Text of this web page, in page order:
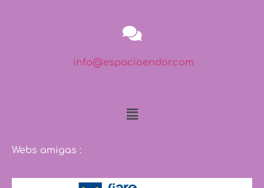
info@espacioendor.com
Webs amigas :